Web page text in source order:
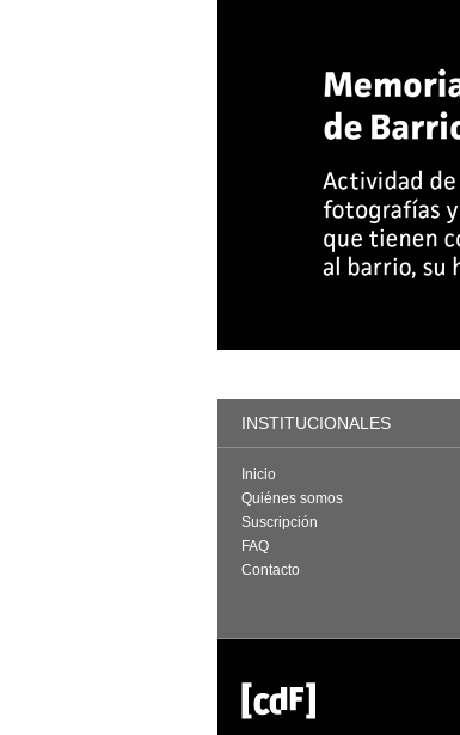
INSTITUCIONALES
Inicio
Quiénes somos
Suscripción
FAQ
Contacto